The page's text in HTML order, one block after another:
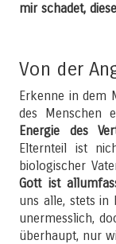
mir schadet,
Von der
Erkenne in dem
des Menschen
Energie des
Elternteil ist
biologischer
Gott ist
uns alle, stets in
unermesslich,
überhaupt, nur